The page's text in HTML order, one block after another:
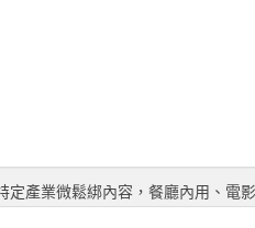
定產業微鬆綁內容，餐廳內用、電